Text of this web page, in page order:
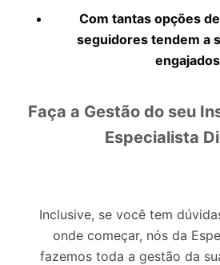
Com tantas opções
seguidores tendem a
Faça a Gestão do seu
Especialista
Inclusive, se você tem
onde começar, nós da
fazemos toda a gestão da